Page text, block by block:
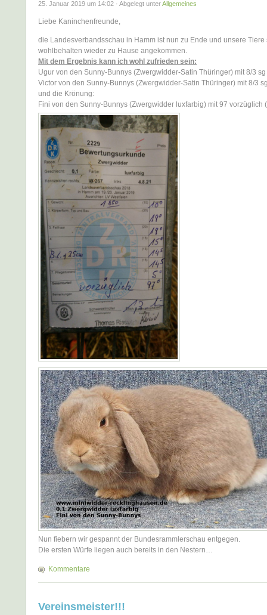
25. Januar 2019 um 14:02 · Abgelegt unterAllgemeines
Liebe Kaninchenfreunde,
die Landesverbandsschau in Hamm ist nun zu Ende und unsere Tiere
wohlbehalten wieder zu Hause angekommen.
Mit dem Ergebnis kann ich wohl zufrieden sein:
Ugur von den Sunny-Bunnys (Zwergwidder-Satin Thüringer) mit 8/3
Victor von den Sunny-Bunnys (Zwergwidder-Satin Thüringer) mit 8/3
und die Krönung:
Fini von den Sunny-Bunnys (Zwergwidder luxfarbig) mit 97 vorzüglich
Nun fiebern wir gespannt der Bundesrammlerschau entgegen.
Die ersten Würfe liegen auch bereits in den Nestern…
Kommentare
Vereinsmeister!!!